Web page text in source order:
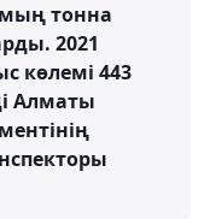
мың тонна
2021
көлемі 443
Алматы